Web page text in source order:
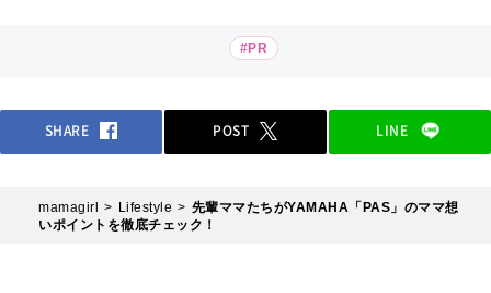
#PR
SHARE POST LINE
mamagirl Lifestyle
先輩ママたちがYAMAHA「PAS」のママ想
いポイントを徹底チェック！